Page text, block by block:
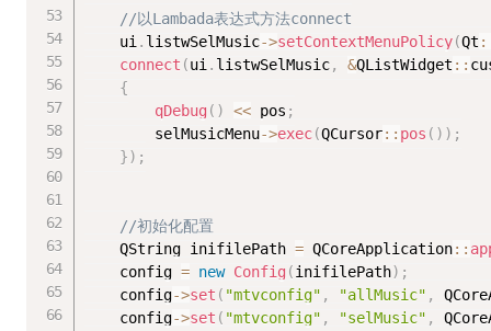
//以Lambada表达式方法connect
	ui
. listwSelMusic->setContextMenuPolicy(Qt
connect (ui. listwSelMusic, &QListWidget ::
{
qDebug ( ) << pos ;
		selMusicMenu
->exec(QCursor:: pos ( ) ) ;
}) ;
//初始化配置
	QString inifilePath
= QCoreApplication::
	config
= new Config (inifilePath) ;
	config
->set ( "mtvconfig" , "allMusic" ,
	config
->set ( "mtvconfig" , "selMusic" ,